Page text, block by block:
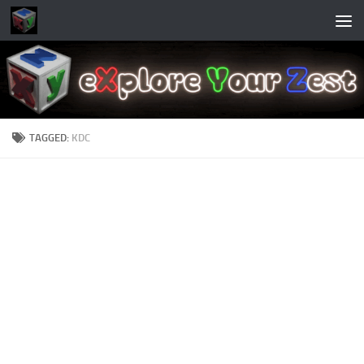
Skip to content
TAGGED: KDC